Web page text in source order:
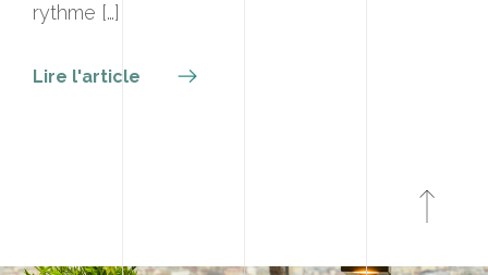
rythme […]
Lire l'article